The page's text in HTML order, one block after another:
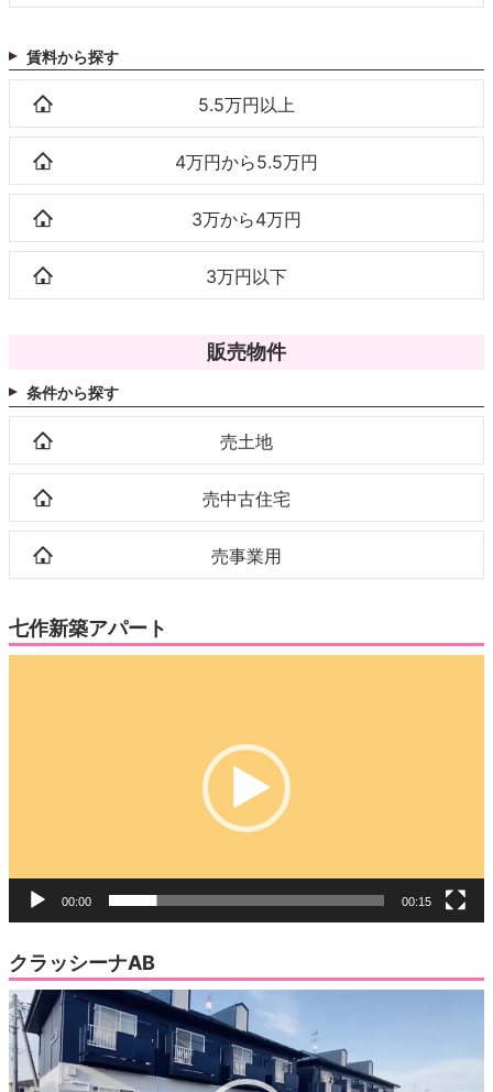
賃料から探す
5.5万円以上
4万円から5.5万円
3万から4万円
3万円以下
販売物件
条件から探す
売土地
売中古住宅
売事業用
七作新築アパート
00:00 00:15
クラッシーナAB
動
画
プ
レ